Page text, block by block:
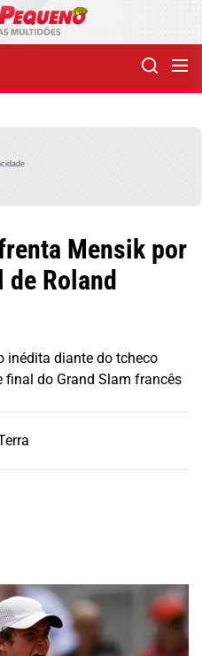
Mensik por
de Roland
inédita diante do tcheco
do Grand Slam francês